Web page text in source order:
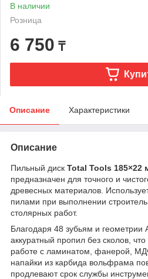
В наличии
Розница
6 750 ₸
Описание Характеристики
Описание
Пильный диск Total Tools 185×22
предназначен для точного и
древесных материалов.
пилами при выполнении
столярных работ.
Благодаря 48 зубьям и геометрии
аккуратный пропил без сколов,
работе с ламинатом, фанерой,
напайки из карбида вольфрама
продлевают срок службы